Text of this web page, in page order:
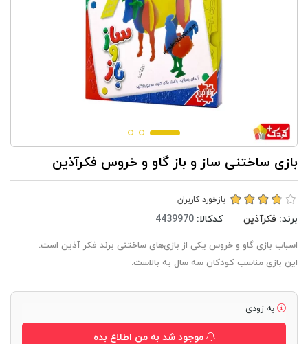
بازی ساختنی ساز و باز گاو و خروس فکرآذین
بازخورد کاربران
برند: فکرآذین کدکالا:
اسباب بازی گاو و خروس یکی از بازی‌های ساختنی برند فکر آذین است.
این بازی مناسب کودکان سه سال به بالاست.
به زودی
موجود شد به من اطلاع بده